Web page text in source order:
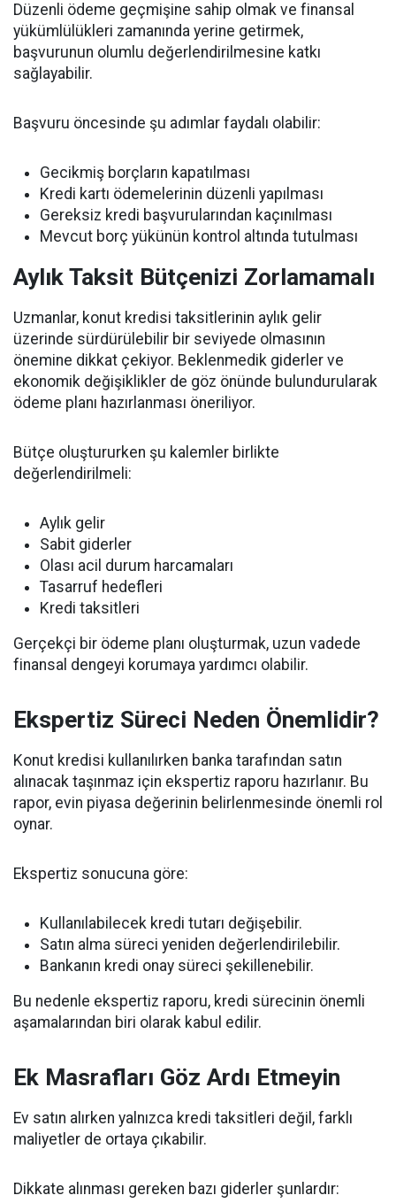
Düzenli ödeme geçmişine sahip olmak ve finansal
yükümlülükleri zamanında yerine getirmek,
başvurunun olumlu değerlendirilmesine katkı
sağlayabilir.
Başvuru öncesinde şu adımlar faydalı olabilir:
Gecikmiş borçların kapatılması
Kredi kartı ödemelerinin düzenli yapılması
Gereksiz kredi başvurularından kaçınılması
Mevcut borç yükünün kontrol altında tutulması
Aylık Taksit Bütçenizi Zorlamamalı
Uzmanlar, konut kredisi taksitlerinin aylık gelir
üzerinde sürdürülebilir bir seviyede olmasının
önemine dikkat çekiyor. Beklenmedik giderler ve
ekonomik değişiklikler de göz önünde bulundurularak
ödeme planı hazırlanması öneriliyor.
Bütçe oluştururken şu kalemler birlikte
değerlendirilmeli:
Aylık gelir
Sabit giderler
Olası acil durum harcamaları
Tasarruf hedefleri
Kredi taksitleri
Gerçekçi bir ödeme planı oluşturmak, uzun vadede
finansal dengeyi korumaya yardımcı olabilir.
Ekspertiz Süreci Neden Önemlidir?
Konut kredisi kullanılırken banka tarafından satın
alınacak taşınmaz için ekspertiz raporu hazırlanır. Bu
rapor, evin piyasa değerinin belirlenmesinde önemli rol
oynar.
Ekspertiz sonucuna göre:
Kullanılabilecek kredi tutarı değişebilir.
Satın alma süreci yeniden değerlendirilebilir.
Bankanın kredi onay süreci şekillenebilir.
Bu nedenle ekspertiz raporu, kredi sürecinin önemli
aşamalarından biri olarak kabul edilir.
Ek Masrafları Göz Ardı Etmeyin
Ev satın alırken yalnızca kredi taksitleri değil, farklı
maliyetler de ortaya çıkabilir.
Dikkate alınması gereken bazı giderler şunlardır: